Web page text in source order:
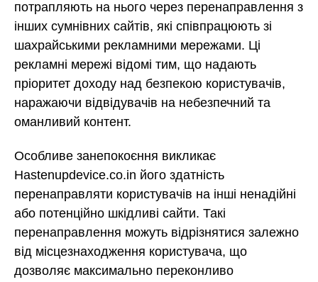
потрапляють на нього через перенаправлення з
інших сумнівних сайтів, які співпрацюють зі
шахрайськими рекламними мережами. Ці
рекламні мережі відомі тим, що надають
пріоритет доходу над безпекою користувачів,
наражаючи відвідувачів на небезпечний та
оманливий контент.
Особливе занепокоєння викликає
Hastenupdevice.co.in його здатність
перенаправляти користувачів на інші ненадійні
або потенційно шкідливі сайти. Такі
перенаправлення можуть відрізнятися залежно
від місцезнаходження користувача, що
дозволяє максимально переконливо